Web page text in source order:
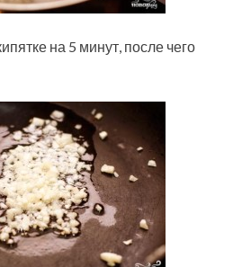
на 5 минут, после чего